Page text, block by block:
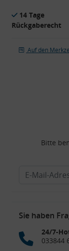
14 Tage
Rückgaberecht
Auf den
Bitte
Sie haben
24/7-
033844